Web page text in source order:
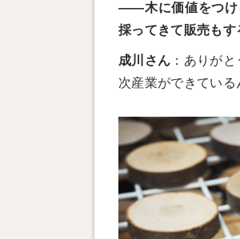
——木に価値をつけ
採ってきて販売もす
成川さん ：ありが
次産業ができている